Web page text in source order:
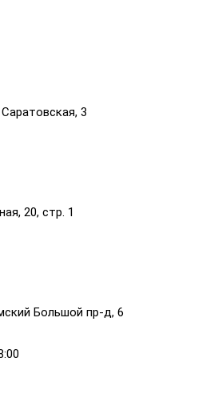
3
20, стр. 1
Большой пр-д, 6